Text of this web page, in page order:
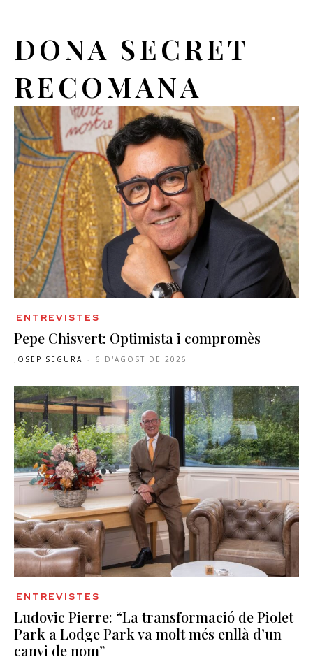
DONA SECRET
RECOMANA
ENTREVISTES
Pepe Chisvert: Optimista i compromès
JOSEP SEGURA - 6 D'AGOST DE 2026
ENTREVISTES
Ludovic Pierre: “La transformació de Piolet
Park a Lodge Park va molt més enllà d’un
canvi de nom”